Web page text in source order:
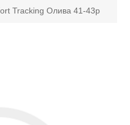
Tracking Олива 41-43р